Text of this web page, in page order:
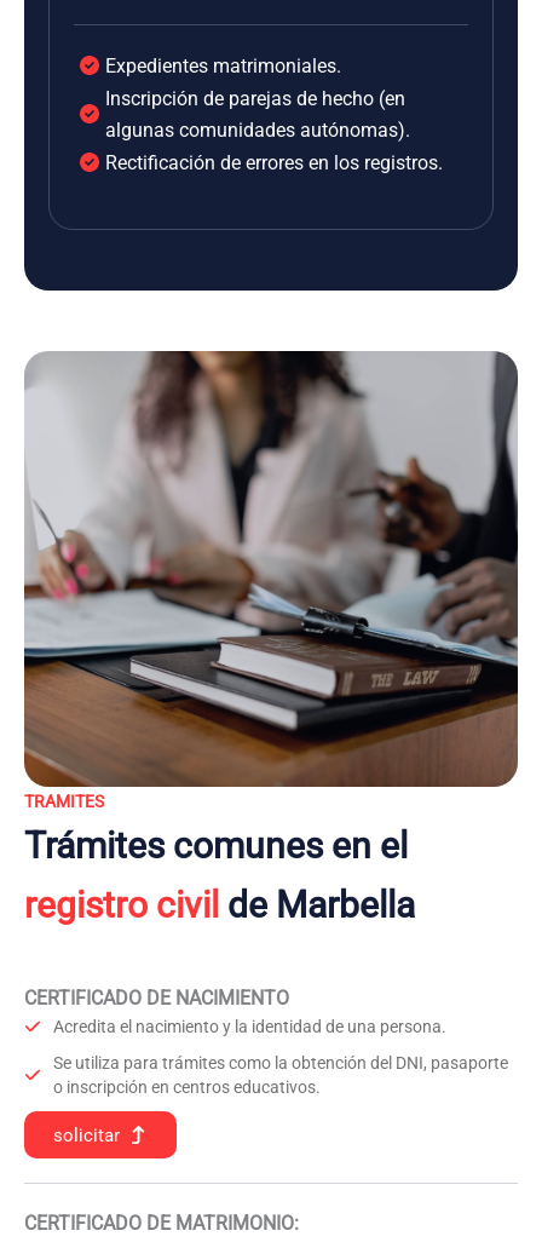
Expedientes matrimoniales.
Inscripción de parejas de hecho (en
algunas comunidades autónomas).
Rectificación de errores en los registros.
TRAMITES
Trámites comunes en el
registro civil de Marbella
CERTIFICADO DE NACIMIENTO
Acredita el nacimiento y la identidad de una persona.
Se utiliza para trámites como la obtención del DNI, pasaporte
o inscripción en centros educativos.
solicitar
CERTIFICADO DE MATRIMONIO: